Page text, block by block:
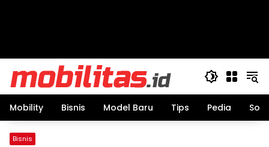
Mobility Bisnis Model Baru Tips Pedia
Bisnis